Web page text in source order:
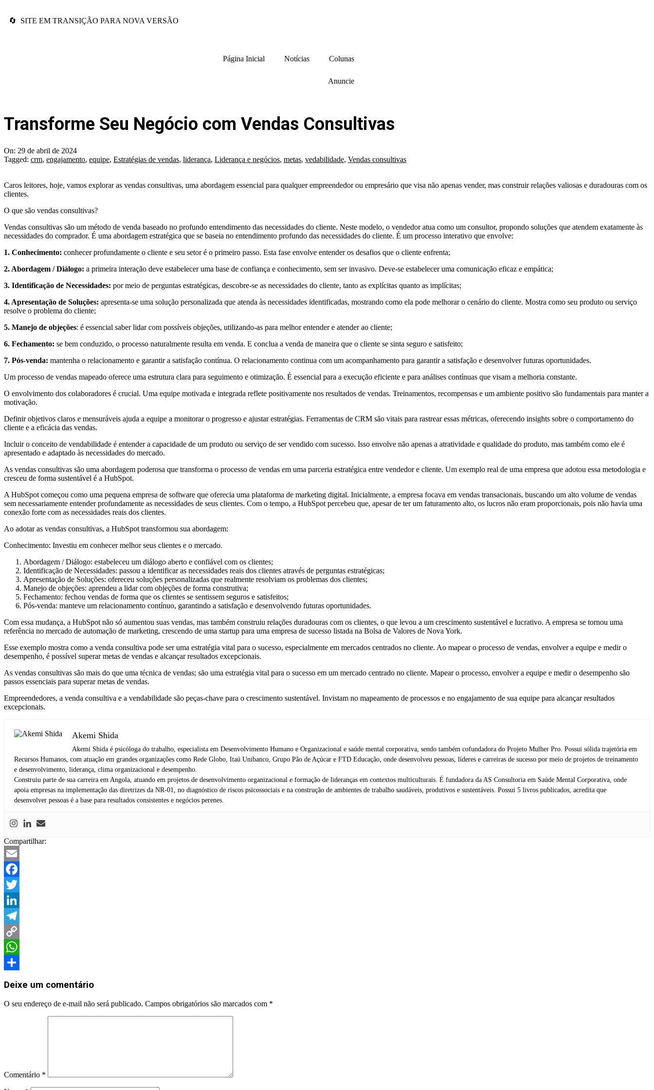
🔄 SITE EM TRANSIÇÃO PARA NOVA VERSÃO
Página Inicial Notícias Colunas
Anuncie
Transforme Seu Negócio com Vendas Consultivas
On: 29 de abril de 2024
Tagged: crm, engajamento, equipe, Estratégias de vendas, liderança, Liderança e negócios, metas, vedabilidade, Vendas consultivas
Caros leitores, hoje, vamos explorar as vendas consultivas, uma abordagem essencial para qualquer empreendedor ou empresário que visa não apenas vender, mas construir relações valiosas e duradouras com os
clientes.
O que são vendas consultivas?
Vendas consultivas são um método de venda baseado no profundo entendimento das necessidades do cliente. Neste modelo, o vendedor atua como um consultor, propondo soluções que atendem exatamente às
necessidades do comprador. É uma abordagem estratégica que se baseia no entendimento profundo das necessidades do cliente. É um processo interativo que envolve:
1. Conhecimento: conhecer profundamente o cliente e seu setor é o primeiro passo. Esta fase envolve entender os desafios que o cliente enfrenta;
2. Abordagem / Diálogo: a primeira interação deve estabelecer uma base de confiança e conhecimento, sem ser invasivo. Deve-se estabelecer uma comunicação eficaz e empática;
3. Identificação de Necessidades: por meio de perguntas estratégicas, descobre-se as necessidades do cliente, tanto as explícitas quanto as implícitas;
4. Apresentação de Soluções: apresenta-se uma solução personalizada que atenda às necessidades identificadas, mostrando como ela pode melhorar o cenário do cliente. Mostra como seu produto ou serviço
resolve o problema do cliente;
5. Manejo de objeções: é essencial saber lidar com possíveis objeções, utilizando-as para melhor entender e atender ao cliente;
6. Fechamento: se bem conduzido, o processo naturalmente resulta em venda. E conclua a venda de maneira que o cliente se sinta seguro e satisfeito;
7. Pós-venda: mantenha o relacionamento e garantir a satisfação contínua. O relacionamento continua com um acompanhamento para garantir a satisfação e desenvolver futuras oportunidades.
Um processo de vendas mapeado oferece uma estrutura clara para seguimento e otimização. É essencial para a execução eficiente e para análises contínuas que visam a melhoria constante.
O envolvimento dos colaboradores é crucial. Uma equipe motivada e integrada reflete positivamente nos resultados de vendas. Treinamentos, recompensas e um ambiente positivo são fundamentais para manter a
motivação.
Definir objetivos claros e mensuráveis ajuda a equipe a monitorar o progresso e ajustar estratégias. Ferramentas de CRM são vitais para rastrear essas métricas, oferecendo insights sobre o comportamento do
cliente e a eficácia das vendas.
Incluir o conceito de vendabilidade é entender a capacidade de um produto ou serviço de ser vendido com sucesso. Isso envolve não apenas a atratividade e qualidade do produto, mas também como ele é
apresentado e adaptado às necessidades do mercado.
As vendas consultivas são uma abordagem poderosa que transforma o processo de vendas em uma parceria estratégica entre vendedor e cliente. Um exemplo real de uma empresa que adotou essa metodologia e
cresceu de forma sustentável é a HubSpot.
A HubSpot começou como uma pequena empresa de software que oferecia uma plataforma de marketing digital. Inicialmente, a empresa focava em vendas transacionais, buscando um alto volume de vendas
sem necessariamente entender profundamente as necessidades de seus clientes. Com o tempo, a HubSpot percebeu que, apesar de ter um faturamento alto, os lucros não eram proporcionais, pois não havia uma
conexão forte com as necessidades reais dos clientes.
Ao adotar as vendas consultivas, a HubSpot transformou sua abordagem:
Conhecimento: Investiu em conhecer melhor seus clientes e o mercado.
Abordagem / Diálogo: estabeleceu um diálogo aberto e confiável com os clientes;
Identificação de Necessidades: passou a identificar as necessidades reais dos clientes através de perguntas estratégicas;
Apresentação de Soluções: ofereceu soluções personalizadas que realmente resolviam os problemas dos clientes;
Manejo de objeções: aprendeu a lidar com objeções de forma construtiva;
Fechamento: fechou vendas de forma que os clientes se sentissem seguros e satisfeitos;
Pós-venda: manteve um relacionamento contínuo, garantindo a satisfação e desenvolvendo futuras oportunidades.
Com essa mudança, a HubSpot não só aumentou suas vendas, mas também construiu relações duradouras com os clientes, o que levou a um crescimento sustentável e lucrativo. A empresa se tornou uma
referência no mercado de automação de marketing, crescendo de uma startup para uma empresa de sucesso listada na Bolsa de Valores de Nova York.
Esse exemplo mostra como a venda consultiva pode ser uma estratégia vital para o sucesso, especialmente em mercados centrados no cliente. Ao mapear o processo de vendas, envolver a equipe e medir o
desempenho, é possível superar metas de vendas e alcançar resultados excepcionais.
As vendas consultivas são mais do que uma técnica de vendas; são uma estratégia vital para o sucesso em um mercado centrado no cliente. Mapear o processo, envolver a equipe e medir o desempenho são
passos essenciais para superar metas de vendas.
Empreendedores, a venda consultiva e a vendabilidade são peças-chave para o crescimento sustentável. Invistam no mapeamento de processos e no engajamento de sua equipe para alcançar resultados
excepcionais.
Akemi Shida
Akemi Shida é psicóloga do trabalho, especialista em Desenvolvimento Humano e Organizacional e saúde mental corporativa, sendo também cofundadora do Projeto Mulher Pro. Possui sólida trajetória em
Recursos Humanos, com atuação em grandes organizações como Rede Globo, Itaú Unibanco, Grupo Pão de Açúcar e FTD Educação, onde desenvolveu pessoas, líderes e carreiras de sucesso por meio de projetos de treinamento
e desenvolvimento, liderança, clima organizacional e desempenho.
Construiu parte de sua carreira em Angola, atuando em projetos de desenvolvimento organizacional e formação de lideranças em contextos multiculturais. É fundadora da AS Consultoria em Saúde Mental Corporativa, onde
apoia empresas na implementação das diretrizes da NR-01, no diagnóstico de riscos psicossociais e na construção de ambientes de trabalho saudáveis, produtivos e sustentáveis. Possui 5 livros publicados, acredita que
desenvolver pessoas é a base para resultados consistentes e negócios perenes.
Compartilhar:
Email
Facebook
Twitter
LinkedIn
Telegram
Copy
Link
WhatsApp
Deixe um comentário
O seu endereço de e-mail não será publicado. Campos obrigatórios são marcados com *
Comentário *